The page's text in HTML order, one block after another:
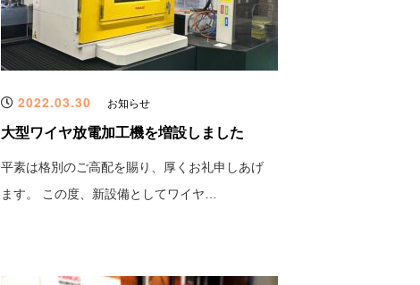
2022.03.30 お知らせ
大型ワイヤ放電加工機を増設しました
平素は格別のご高配を賜り、厚くお礼申しあげ
ます。 この度、新設備としてワイヤ…